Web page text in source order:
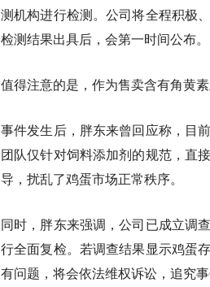
测机构进行检测。公司将全程积极
检测结果出具后，会第一时间公布。
值得注意的是，作为售卖含有角黄
事件发生后，胖东来曾回应称，目
团队仅针对饲料添加剂的规范，直
导，扰乱了鸡蛋市场正常秩序。
同时，胖东来强调，公司已成立调
行全面复检。若调查结果显示鸡蛋
有问题，将会依法维权诉讼，追究事